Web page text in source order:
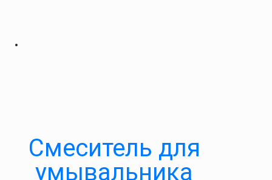
Cмеситель для
умывальника